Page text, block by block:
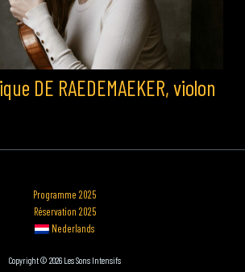
DE RAEDEMAEKER, violon
Programme 2025
Réservation 2025
Nederlands
Copyright © 2026 Les Sons Intensifs